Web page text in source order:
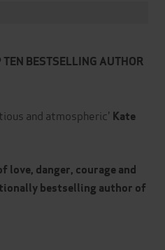
TEN BESTSELLING AUTHOR
and atmospheric' Kate
danger, courage and
bestselling author of